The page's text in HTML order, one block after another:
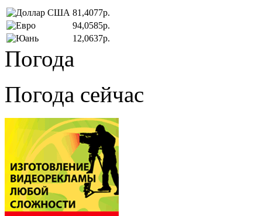
81,4077р.
94,0585р.
12,0637р.
Погода
Погода сейчас